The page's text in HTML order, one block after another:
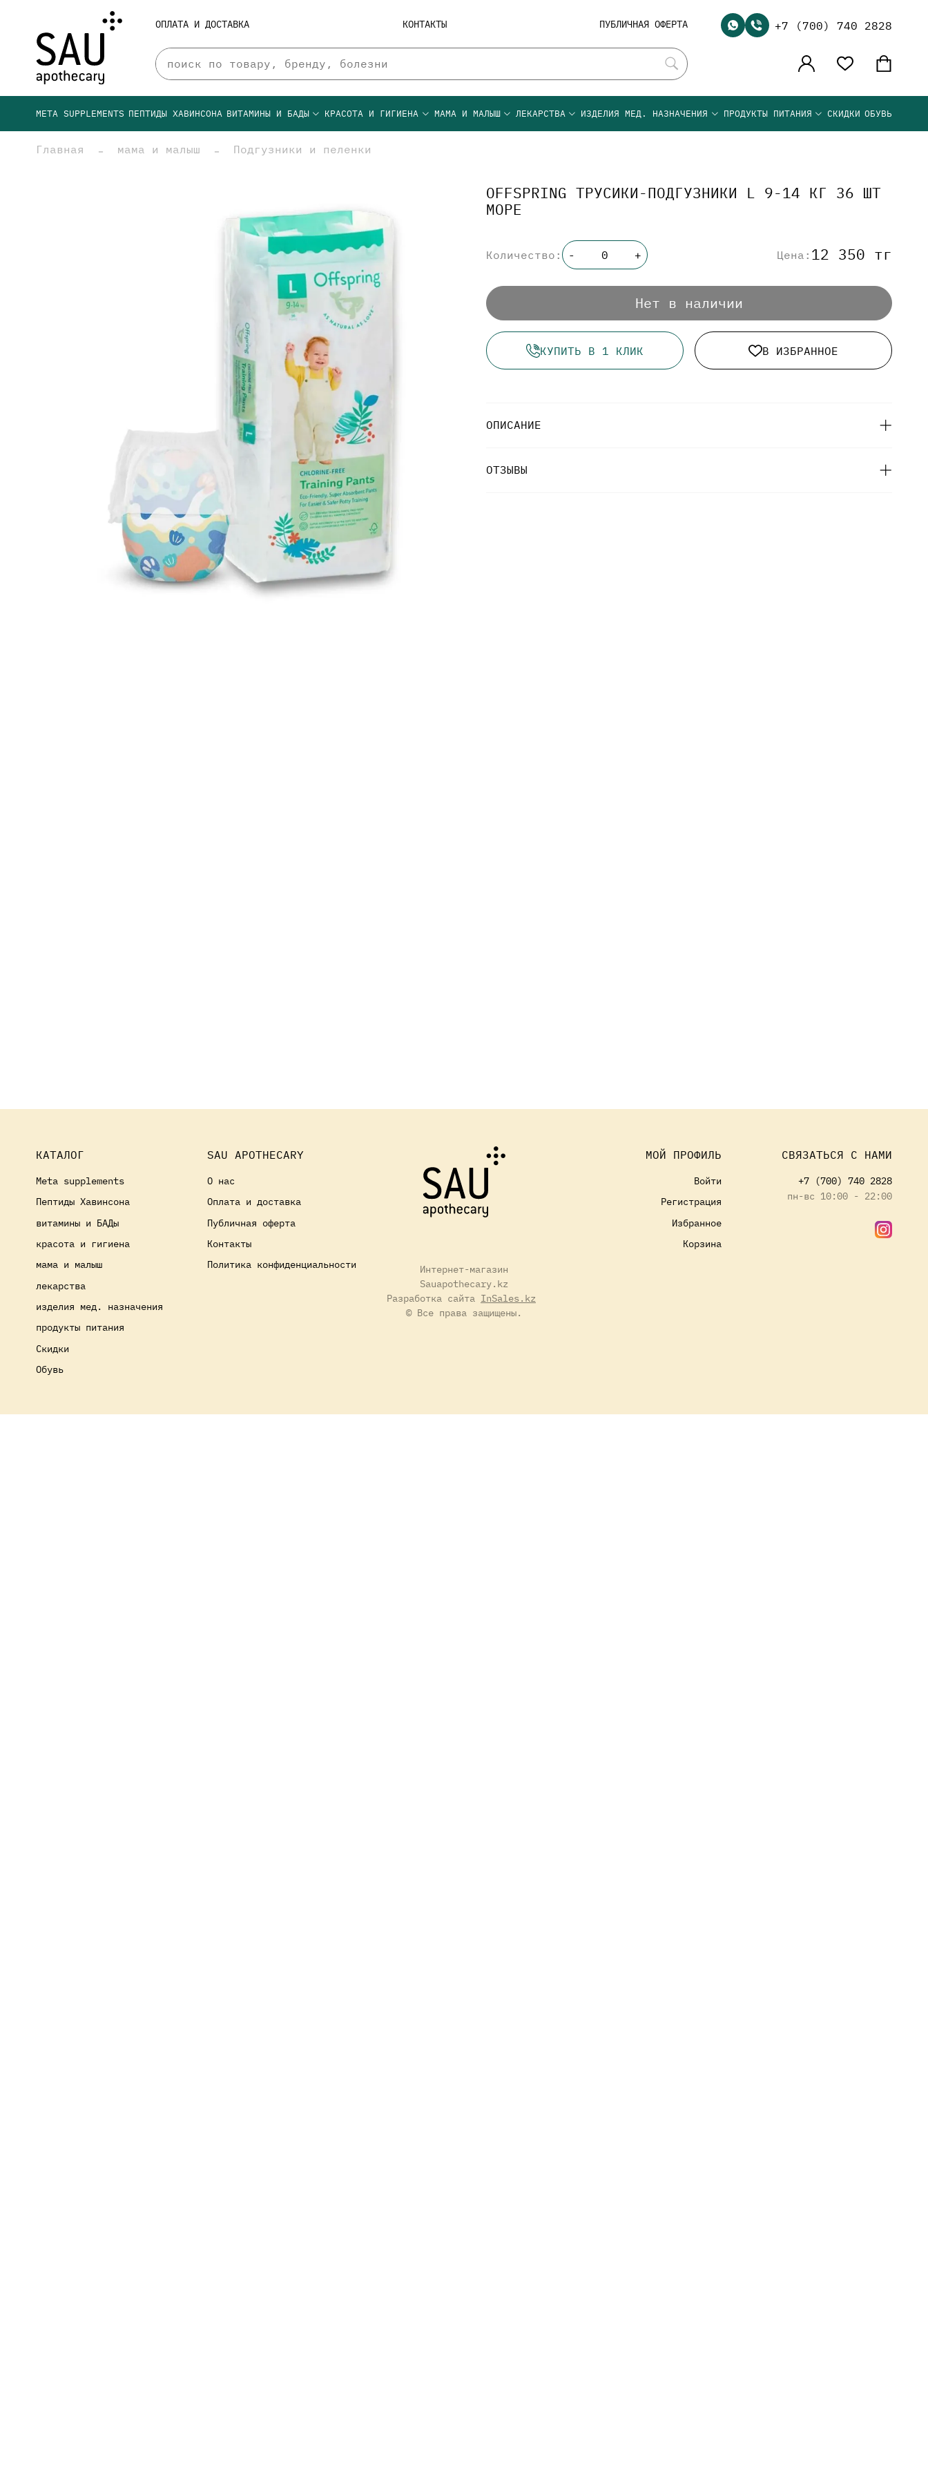
ОПЛАТА И ДОСТАВКА КОНТАКТЫ ПУБЛИЧНАЯ ОФЕРТА +7 (700) 740 2828
META SUPPLEMENTS ПЕПТИДЫ ХАВИНСОНА ВИТАМИНЫ И БАДЫ КРАСОТА И ГИГИЕНА МАМА И МАЛЫШ ЛЕКАРСТВА ИЗДЕЛИЯ МЕД. НАЗНАЧЕНИЯ ПРОДУКТЫ ПИТАНИЯ СКИДКИ ОБУВЬ
Главная мама и малыш Подгузники и пеленки
OFFSPRING ТРУСИКИ-ПОДГУЗНИКИ L 9-14 КГ 36 ШТ
МОРЕ
Количество: - + Цена: 12 350 тг
Нет в наличии
КУПИТЬ В 1 КЛИК В ИЗБРАННОЕ
ОПИСАНИЕ
ОТЗЫВЫ
КАТАЛОГ
Meta supplements
Пептиды Хавинсона
витамины и БАДы
красота и гигиена
мама и малыш
лекарства
изделия мед. назначения
продукты питания
Скидки
Обувь
SAU APOTHECARY
О нас
Оплата и доставка
Публичная оферта
Контакты
Политика конфиденциальности
Интернет-магазин
Sauapothecary.kz
Разработка сайта InSales.kz
© Все права защищены.
МОЙ ПРОФИЛЬ
Войти
Регистрация
Избранное
Корзина
СВЯЗАТЬСЯ С НАМИ
+7 (700) 740 2828
пн-вс 10:00 - 22:00